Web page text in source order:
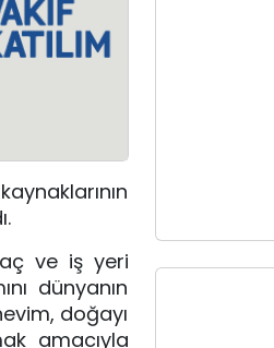
ve iş yeri
dünyanın
doğayı
amacıyla